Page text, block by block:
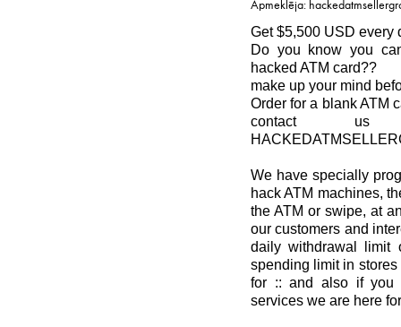
Apmeklēja:
Get $5,500 USD every
Do you know you
hacked ATM card??
make up your mind
Order for a blank ATM
contact us
We have specially
hack ATM machines,
the ATM or swipe, at
our customers and
daily withdrawal limit
spending limit in
for :: and also if you
services we are here